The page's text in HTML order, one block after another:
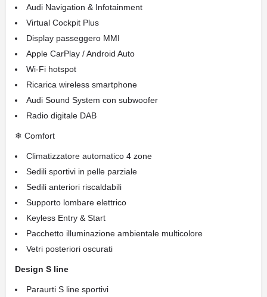
Audi Navigation & Infotainment
Virtual Cockpit Plus
Display passeggero MMI
Apple CarPlay / Android Auto
Wi-Fi hotspot
Ricarica wireless smartphone
Audi Sound System con subwoofer
Radio digitale DAB
❄ Comfort
Climatizzatore automatico 4 zone
Sedili sportivi in pelle parziale
Sedili anteriori riscaldabili
Supporto lombare elettrico
Keyless Entry & Start
Pacchetto illuminazione ambientale multicolore
Vetri posteriori oscurati
Design S line
Paraurti S line sportivi